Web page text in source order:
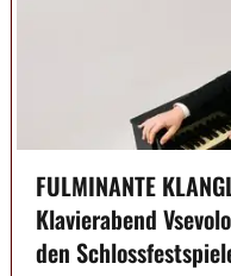
FULMINANTE
Klavierabend
den